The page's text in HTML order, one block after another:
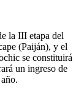
la III etapa del
(Paiján), y el
se constituirá
un ingreso de